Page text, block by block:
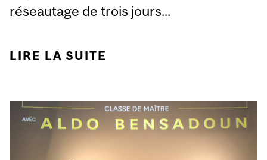
réseautage de trois jours...
LIRE LA SUITE
LA MAÎTRISE EN
GESTION DU